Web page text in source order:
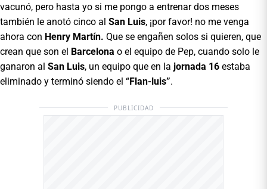
vacunó, pero hasta yo si me pongo a entrenar dos meses
también le anotó cinco al San Luis, ¡por favor! no me venga
ahora con Henry Martín. Que se engañen solos si quieren, que
crean que son el Barcelona o el equipo de Pep, cuando solo le
ganaron al San Luis, un equipo que en la jornada 16 estaba
eliminado y terminó siendo el “Flan-luis”.
PUBLICIDAD